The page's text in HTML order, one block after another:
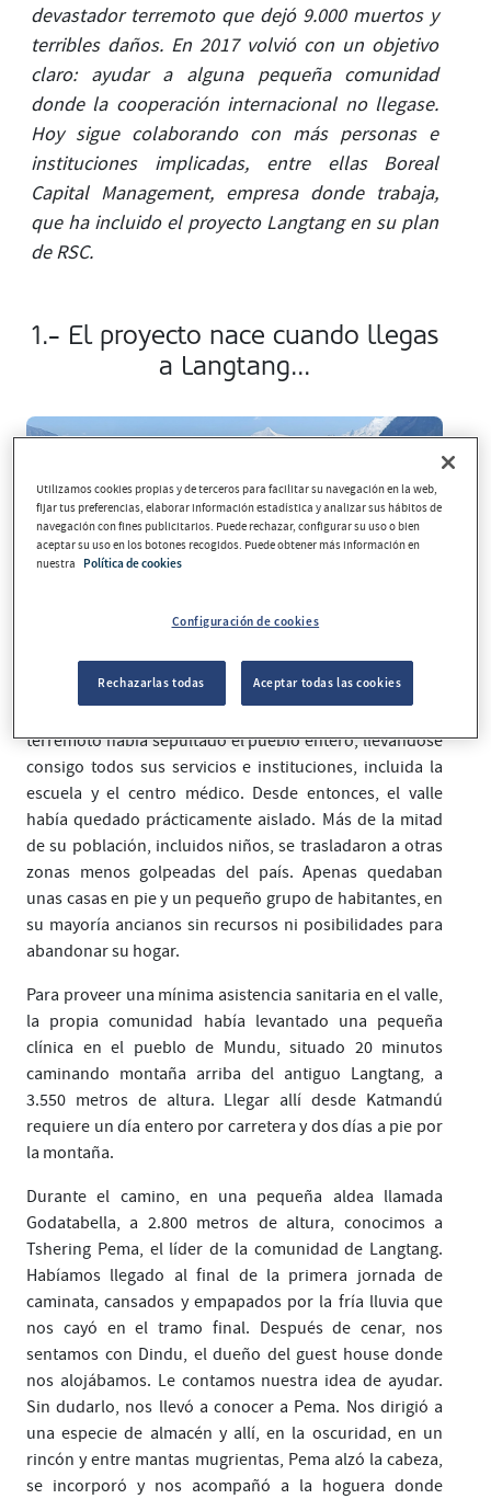
devastador terremoto que dejó 9.000 muertos y
terribles daños. En 2017 volvió con un objetivo
claro: ayudar a alguna pequeña comunidad
donde la cooperación internacional no llegase.
Hoy sigue colaborando con más personas e
instituciones implicadas, entre ellas Boreal
Capital Management, empresa donde trabaja,
que ha incluido el proyecto Langtang en su plan
de RSC.
1.- El proyecto nace cuando llegas
a Langtang...
Cuando llegamos, vimos que era el sitio indicado. Un
terremoto había sepultado el pueblo entero, llevándose
consigo todos sus servicios e instituciones, incluida la
escuela y el centro médico. Desde entonces, el valle
había quedado prácticamente aislado. Más de la mitad
de su población, incluidos niños, se trasladaron a otras
zonas menos golpeadas del país. Apenas quedaban
unas casas en pie y un pequeño grupo de habitantes, en
su mayoría ancianos sin recursos ni posibilidades para
abandonar su hogar.
Para proveer una mínima asistencia sanitaria en el valle,
la propia comunidad había levantado una pequeña
clínica en el pueblo de Mundu, situado 20 minutos
caminando montaña arriba del antiguo Langtang, a
3.550 metros de altura. Llegar allí desde Katmandú
requiere un día entero por carretera y dos días a pie por
la montaña.
Durante el camino, en una pequeña aldea llamada
Godatabella, a 2.800 metros de altura, conocimos a
Tshering Pema, el líder de la comunidad de Langtang.
Habíamos llegado al final de la primera jornada de
caminata, cansados y empapados por la fría lluvia que
nos cayó en el tramo final. Después de cenar, nos
sentamos con Dindu, el dueño del guest house donde
nos alojábamos. Le contamos nuestra idea de ayudar.
Sin dudarlo, nos llevó a conocer a Pema. Nos dirigió a
una especie de almacén y allí, en la oscuridad, en un
rincón y entre mantas mugrientas, Pema alzó la cabeza,
se incorporó y nos acompañó a la hoguera donde
Utilizamos cookies propias y de terceros para facilitar su navegación en la web,
fijar tus preferencias, elaborar información estadística y analizar sus hábitos de
navegación con fines publicitarios. Puede rechazar, configurar su uso o bien
aceptar su uso en los botones recogidos. Puede obtener más información en
nuestra
Política de cookies
Configuración de cookies
Rechazarlas todas Aceptar todas las cookies